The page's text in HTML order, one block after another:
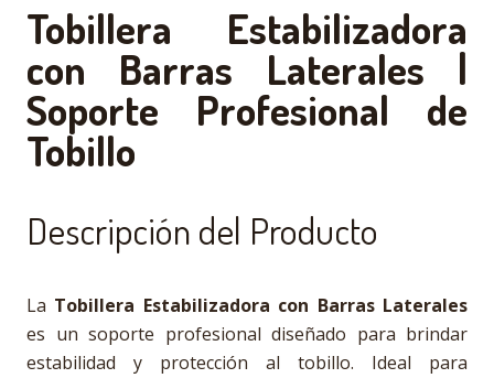
Tobillera Estabilizadora
con Barras Laterales |
Soporte Profesional de
Tobillo
Descripción del Producto
La Tobillera Estabilizadora con Barras Laterales
es un soporte profesional diseñado para brindar
estabilidad y protección al tobillo. Ideal para